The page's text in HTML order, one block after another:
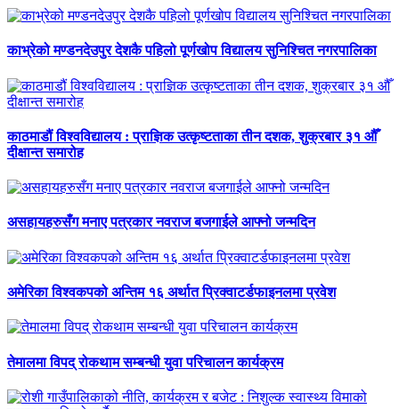
काभ्रेको मण्डनदेउपुर देशकै पहिलो पूर्णखोप विद्यालय सुनिश्चित नगरपालिका
काठमाडौं विश्वविद्यालय : प्राज्ञिक उत्कृष्टताका तीन दशक, शुक्रबार ३१ औँ
दीक्षान्त समारोह
असहायहरुसँग मनाए पत्रकार नवराज बजगाईले आफ्नो जन्मदिन
अमेरिका विश्वकपको अन्तिम १६ अर्थात प्रिक्वाटर्डफाइनलमा प्रवेश
तेमालमा विपद् रोकथाम सम्बन्धी युवा परिचालन कार्यक्रम